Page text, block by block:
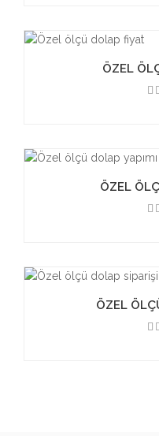
ÖZEL
ÖZEL
ÖZEL